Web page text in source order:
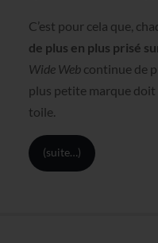
C’est pour cela que,
de plus en plus prisé
Wide Webcontinue de
plus petite marque doit
toile.
(suite…)